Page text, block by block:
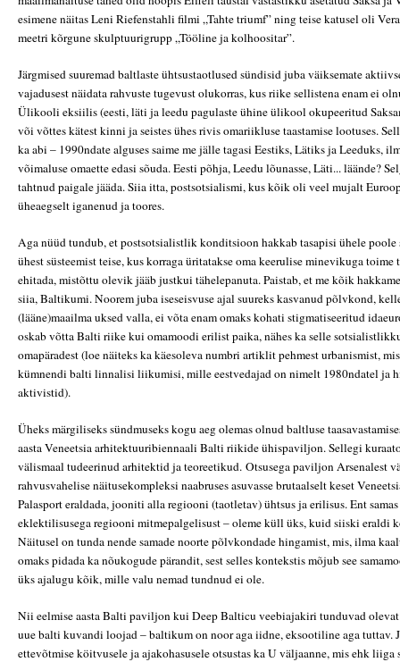
esimene näitas Leni Riefenstahli filmi „Tahte triumf” ning teise katusel oli
meetri kõrgune skulptuurigrupp „Tööline ja kolhoositar”.
Järgmised suuremad baltlaste ühtsustaotlused sündisid juba väiksemate
vajadusest näidata rahvuste tugevust olukorras, kus riike sellistena enam ei
Ülikooli eksiilis (eesti, läti ja leedu pagulaste ühine ülikool okupeeritud
või võttes kätest kinni ja seistes ühes rivis omariikluse taastamise lootuses.
ka abi – 1990ndate alguses saime me jälle tagasi Eestiks, Lätiks ja Leeduks,
võimaluse omaette edasi sõuda. Eesti põhja, Leedu lõunasse, Läti... läände?
tahtnud paigale jääda. Siia itta, postsotsialismi, kus kõik oli veel mujalt
üheaegselt iganenud ja toores.
Aga nüüd tundub, et postsotsialistlik konditsioon hakkab tasapisi ühele poole
ühest süsteemist teise, kus korraga üritatakse oma keerulise minevikuga
ehitada, mistõttu olevik jääb justkui tähelepanuta. Paistab, et me kõik
siia, Baltikumi. Noorem juba iseseisvuse ajal suureks kasvanud põlvkond,
(lääne)maailma uksed valla, ei võta enam omaks kohati stigmatiseeritud
oskab võtta Balti riike kui omamoodi erilist paika, nähes ka selle
omapäradest (loe näiteks ka käesoleva numbri artiklit pehmest urbanismist,
kümnendi balti linnalisi liikumisi, mille eestvedajad on nimelt 1980ndatel ja
aktivistid).
Üheks märgiliseks sündmuseks kogu aeg olemas olnud baltluse
aasta Veneetsia arhitektuuribiennaali Balti riikide ühispaviljon. Sellegi
välismaal tudeerinud arhitektid ja teoreetikud. Otsusega paviljon Arsenalest
rahvusvahelise näitusekompleksi naabruses asuvasse brutaalselt keset
Palasport eraldada, jooniti alla regiooni (taotletav) ühtsus ja erilisus. Ent
eklektilisusega regiooni mitmepalgelisust – oleme küll üks, kuid siiski eraldi
Näitusel on tunda nende samade noorte põlvkondade hingamist, mis, ilma
omaks pidada ka nõukogude pärandit, sest selles kontekstis mõjub see
üks ajalugu kõik, mille valu nemad tundnud ei ole.
Nii eelmise aasta Balti paviljon kui Deep Balticu veebiajakiri tunduvad olevat
uue balti kuvandi loojad – baltikum on noor aga iidne, eksootiline aga tuttav.
ettevõtmise köitvusele ja ajakohasusele otsustas ka U väljaanne, mis ehk